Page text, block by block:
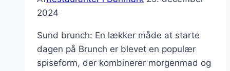
2024
Sund brunch: En lækker måde at starte
dagen på Brunch er blevet en populær
spiseform, der kombinerer morgenmad og